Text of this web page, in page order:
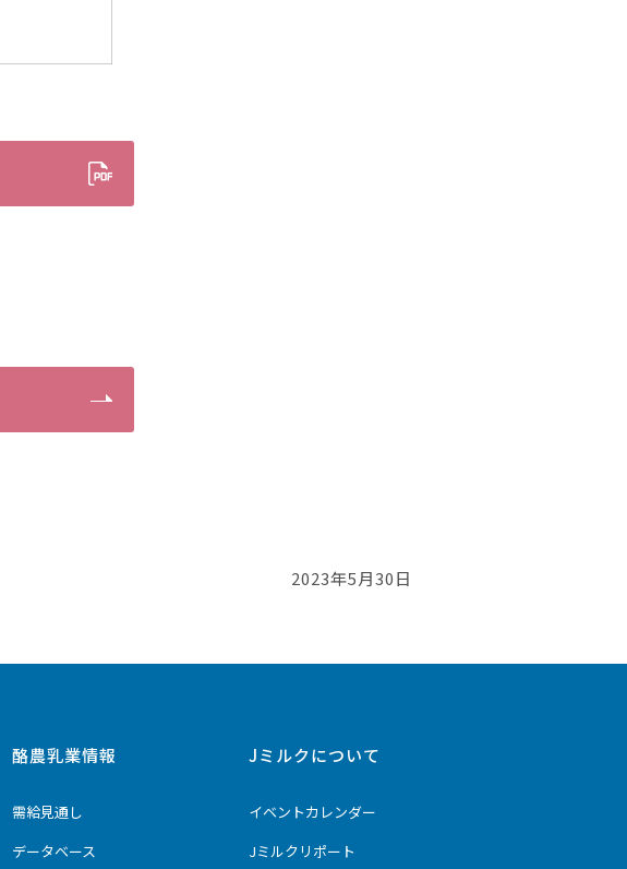
2023年5月30日
酪農乳業情報
需給見通し
データベース
Jミルクについて
イベントカレンダー
Jミルクリポート